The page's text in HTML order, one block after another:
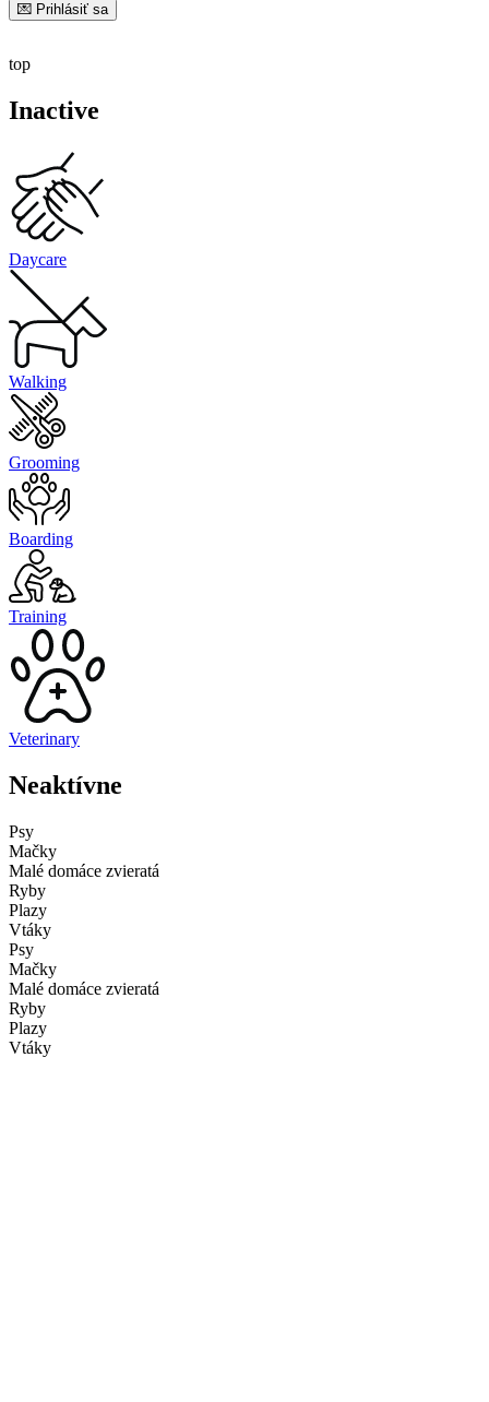
💌 Prihlásiť sa
top
Inactive
Daycare
Walking
Grooming
Boarding
Training
Veterinary
Neaktívne
Psy
Mačky
Malé domáce zvieratá
Ryby
Plazy
Vtáky
Psy
Mačky
Malé domáce zvieratá
Ryby
Plazy
Vtáky